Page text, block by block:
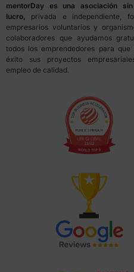
mentorDay es una asociación
lucro, privada e independiente,
empresarios voluntarios y
colaboradores que ayudamos
todos los emprendedores para que
éxito sus proyectos
empleo de calidad.